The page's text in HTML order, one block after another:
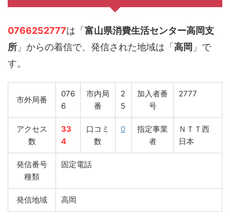
0766252777は「 富山県消費生活センター高岡支
所 」からの着信で、発信された地域は「 高岡 」で
す。
市外局番
076
6
市内局
番
2
5
加入者番
号
2777
アクセス
数
33
4
口コミ
数
0
指定事業
者
ＮＴＴ西
日本
発信番号
種類
固定電話
発信地域 高岡